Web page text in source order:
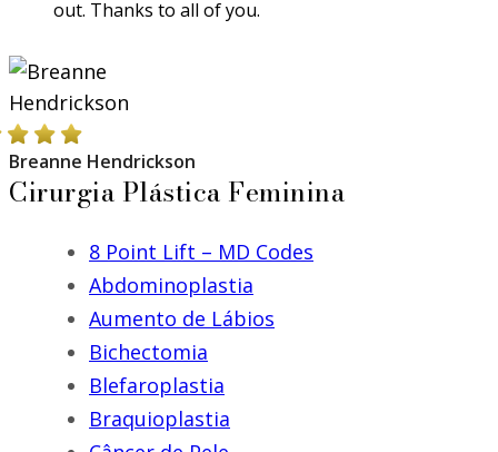
out. Thanks to all of you.
Breanne Hendrickson
Cirurgia Plástica Feminina
8 Point Lift – MD Codes
Abdominoplastia
Aumento de Lábios
Bichectomia
Blefaroplastia
Braquioplastia